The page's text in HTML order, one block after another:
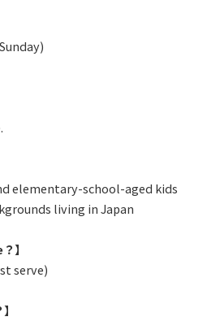
elementary-school-aged kids
living in Japan
】
serve)